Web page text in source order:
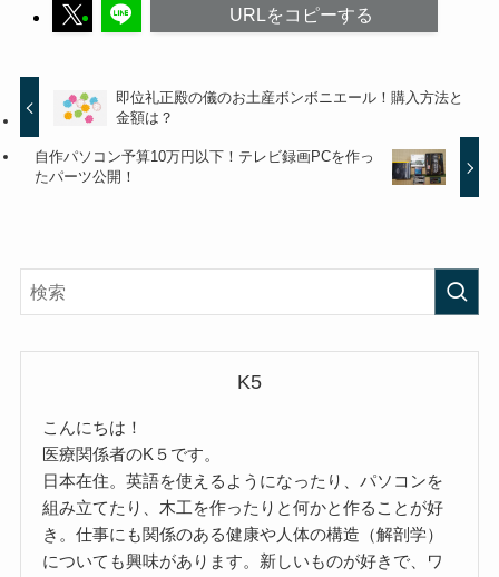
URLをコピーする
即位礼正殿の儀のお土産ボンボニエール！購入方法と
金額は？
自作パソコン予算10万円以下！テレビ録画PCを作っ
たパーツ公開！
K5
こんにちは！
医療関係者のK５です。
日本在住。英語を使えるようになったり、パソコンを
組み立てたり、木工を作ったりと何かと作ることが好
き。仕事にも関係のある健康や人体の構造（解剖学）
についても興味があります。新しいものが好きで、ワ